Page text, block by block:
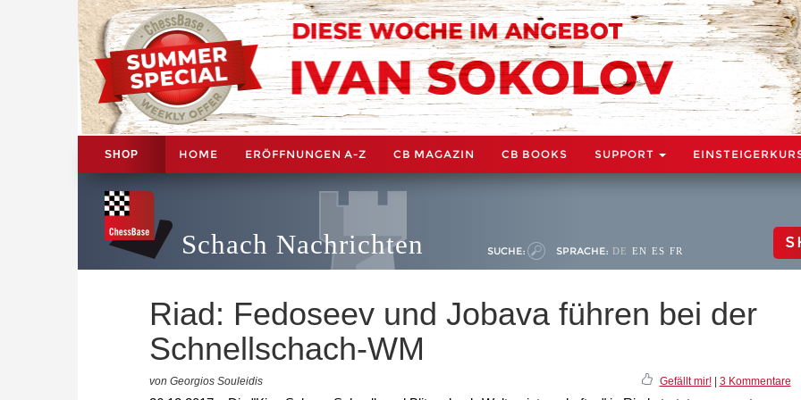
SHOP HOME ERÖFFNUNGEN A-Z CB MAGAZIN CB BOOKS SUPPORT
Schach Nachrichten SUCHE: SPRACHE: DE EN ES FR
Riad: Fedoseev und Jobava führen bei der
Schnellschach-WM
von Georgios Souleidis Gefällt mir!| 3 Kommentare